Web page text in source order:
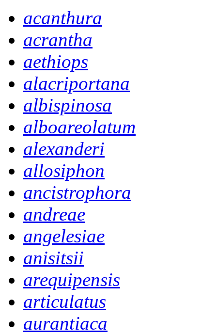
acanthura
acrantha
aethiops
alacriportana
albispinosa
alboareolatum
alexanderi
allosiphon
ancistrophora
andreae
angelesiae
anisitsii
arequipensis
articulatus
aurantiaca